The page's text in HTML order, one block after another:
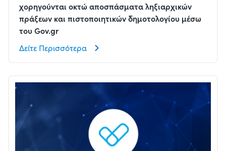
χορηγούνται οκτώ αποσπάσματα ληξιαρχικών
πράξεων και πιστοποιητικών δημοτολογίου μέσω
του Gov.gr
Δείτε Περισσότερα